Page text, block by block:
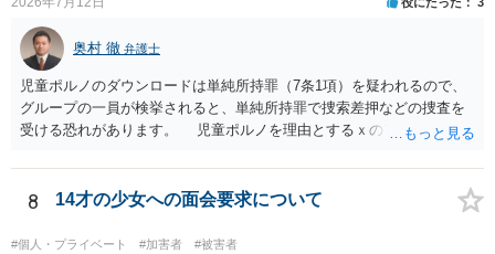
奥村 徹 弁護士
児童ポルノのダウンロードは単純所持罪（7条1項）を疑われるので、
グループの一員が検挙されると、単純所持罪で捜索差押などの捜査を
受ける恐れがあります。 児童ポルノを理由とするｘのアカウント凍
は珍しくない）、これも捜索差押を受けるおそれがあります
8 14才の少女への面会要求について
#個人・プライベート #加害者 #被害者